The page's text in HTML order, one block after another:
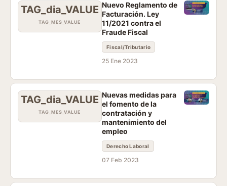
TAG_dia_VALUE
TAG_MES_VALUE
Nuevo Reglamento de
Facturación. Ley
11/2021 contra el
Fraude Fiscal
Fiscal/Tributario
25 Ene 2023
TAG_dia_VALUE
TAG_MES_VALUE
Nuevas medidas para
el fomento de la
contratación y
mantenimiento del
empleo
Derecho Laboral
07 Feb 2023